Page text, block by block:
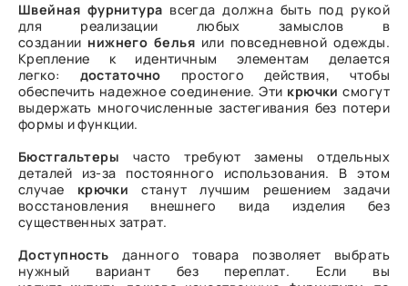
Швейная фурнитура всегда должна быть под рукой
для реализации любых замыслов в
создании нижнего белья или повседневной одежды.
Крепление к идентичным элементам делается
легко: достаточно простого действия, чтобы
обеспечить надежное соединение. Эти крючки смогут
выдержать многочисленные застегивания без потери
формы и функции.
Бюстгальтеры часто требуют замены отдельных
деталей из-за постоянного использования. В этом
случае крючки станут лучшим решением задачи
восстановления внешнего вида изделия без
существенных затрат.
Доступность данного товара позволяет выбрать
нужный вариант без переплат. Если вы